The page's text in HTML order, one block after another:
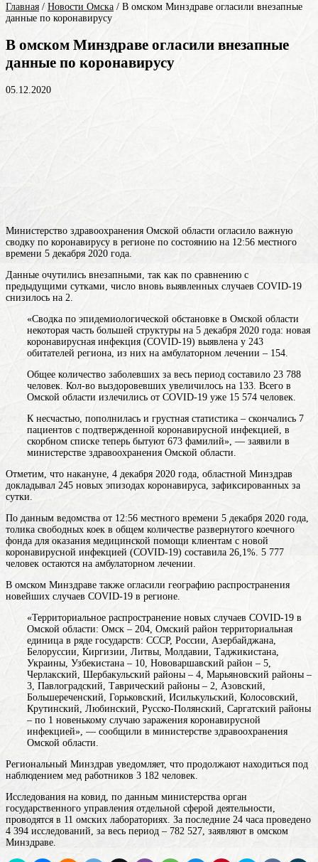
Главная / Новости Омска / В омском Минздраве огласили внезапные
данные по коронавирусу
В омском Минздраве огласили внезапные
данные по коронавирусу
05.12.2020
Министерство здравоохранения Омской области огласило важную
сводку по коронавирусу в регионе по состоянию на 12:56 местного
времени 5 декабря 2020 года.
Данные очутились внезапными, так как по сравнению с
предыдущими сутками, число вновь выявленных случаев COVID-19
снизилось на 2.
«Сводка по эпидемиологической обстановке в Омской области
некоторая часть большей структуры на 5 декабря 2020 года: новая
коронавирусная инфекция (COVID-19) выявлена у 243
обитателей региона, из них на амбулаторном лечении – 154.
Общее количество заболевших за весь период составило 23 788
человек. Кол-во выздоровевших увеличилось на 133. Всего в
Омской области излечились от COVID-19 уже 15 574 человек.
К несчастью, пополнилась и грустная статистика – скончались 7
пациентов с подтвержденной коронавирусной инфекцией, в
скорбном списке теперь бытуют 673 фамилий», — заявили в
министерстве здравоохранения Омской области.
Отметим, что накануне, 4 декабря 2020 года, областной Минздрав
докладывал 245 новых эпизодах коронавируса, зафиксированных за
сутки.
По данным ведомства от 12:56 местного времени 5 декабря 2020 года,
толика свободных коек в общем количестве развернутого коечного
фонда для оказания медицинской помощи клиентам с новой
коронавирусной инфекцией (COVID-19) составила 26,1%. 5 777
человек остаются на амбулаторном лечении.
В омском Минздраве также огласили географию распространения
новейших случаев COVID-19 в регионе.
«Территориальное распространение новых случаев COVID-19 в
Омской области: Омск – 204, Омский район территориальная
единица в ряде государств: СССР, России, Азербайджана,
Белоруссии, Киргизии, Литвы, Молдавии, Таджикистана,
Украины, Узбекистана – 10, Нововаршавский район – 5,
Черлакский, Шербакульский районы – 4, Марьяновский районы –
3, Павлоградский, Таврический районы – 2, Азовский,
Большереченский, Горьковский, Исилькульский, Колосовский,
Крутинский, Любинский, Русско-Полянский, Саргатский районы
– по 1 новенькому случаю заражения коронавирусной
инфекцией», — сообщили в министерстве здравоохранения
Омской области.
Региональный Минздрав уведомляет, что продолжают находиться под
наблюдением мед работников 3 182 человек.
Исследования на ковид, по данным министерства орган
государственного управления отдельной сферой деятельности
проводятся в 11 омских лабораториях. За последние 24 часа проведено
4 394 исследований, за весь период – 782 527, заявляют в омском
Минздраве.